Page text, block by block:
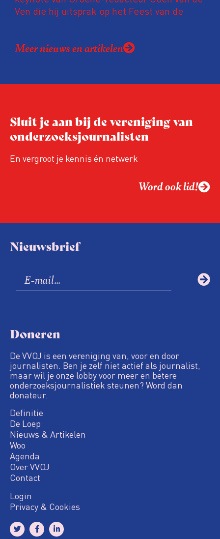
Ven die hij uitsprak op het Feest van de
Coen uit zijn zorgen over de relatie tussen
de macht, de pers en het publiek aan de
Niet de maker, maar de ontvanger
relevant in tijden van nieuwe verzuiling?
Hoe moet de journalistiek omgaan met
een steeds onverschilligere macht?
Meer nieuws en artikelen
Sluit je aan bij de vereniging van
onderzoeksjournalisten
En vergroot je kennis én netwerk
Word ook lid!
Nieuwsbrief
Doneren
De VVOJ is een vereniging van, voor en door
journalisten. Ben je zelf niet actief als journalist,
maar wil je onze lobby voor meer en betere
onderzoeksjournalistiek steunen? Word dan
donateur.
Definitie
De Loep
Nieuws & Artikelen
Woo
Agenda
Over VVOJ
Contact
Login
Privacy & Cookies